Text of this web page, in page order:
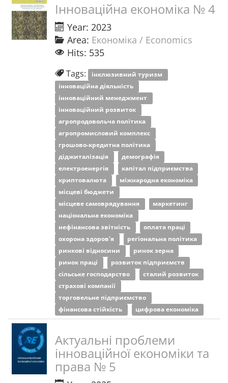
Інноваційна економіка № 4
Year: 2023
Area: Економіка / Economics
Hits: 535
Tags: інклюзивний туризм
інноваційна діяльність
інноваційний менеджмент
інноваційний розвиток
агропродовольча політика
агропромисловий комплекс
грошово-кредитна політика
діджиталізація
демографія
електроенергія
капітал підприємства
криптовалюта
міжнародна економіка
місцеві бюджети
місцеве самоврядування
маркетинг
національна економіка
нефінансова звітність
оплата праці
охорона здоров'я
регіональна політика
ринкові відносини
ринок зерна
ринок праці
розвиток підприємств
сільське господарство
сталий розвиток
страхові компанії
торговельне підприємство
фінансова стійкість
цифрова економіка
Актуальні проблеми
інноваційної економіки та
права № 5